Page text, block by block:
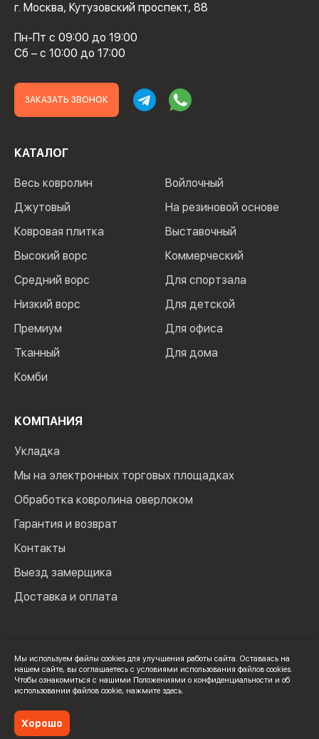
г. Москва, Кутузовский проспект, 88
Пн-Пт с 09:00 до 19:00
Сб – с 10:00 до 17:00
ЗАКАЗАТЬ ЗВОНОК
КАТАЛОГ
Весь ковролин
Джутовый
Ковровая плитка
Высокий ворс
Средний ворс
Низкий ворс
Премиум
Тканный
Комби
Войлочный
На резиновой основе
Выставочный
Коммерческий
Для спортзала
Для детской
Для офиса
Для дома
КОМПАНИЯ
Укладка
Мы на электронных торговых площадках
Обработка ковролина оверлоком
Гарантия и возврат
Контакты
Выезд замерщика
Доставка и оплата
© 2024 Мир Ковролина. ИП Зверев Максим Ильич. ИНН:
100502600325
Мы используем файлы cookies для улучшения работы сайта. Оставаясь на
нашем сайте, вы соглашаетесь с условиями использования файлов cookies.
Чтобы ознакомиться с нашими Положениями о конфиденциальности и об
использовании файлов cookie, нажмите здесь.
Хорошо